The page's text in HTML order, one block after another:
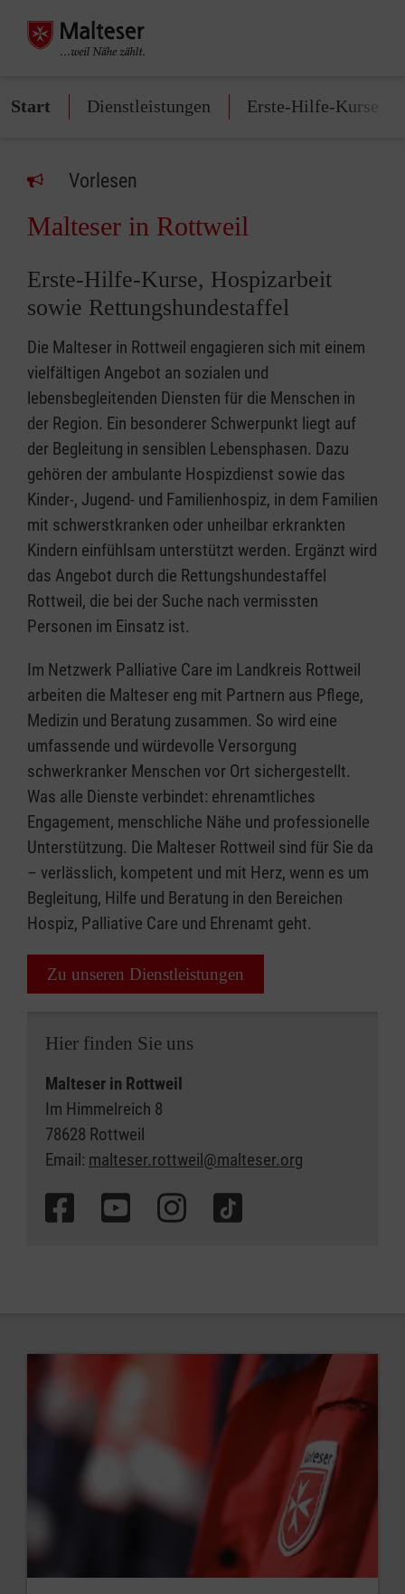
Start Dienstleistungen Erste-Hilfe-Kurse
Vorlesen
Malteser in Rottweil
Erste-Hilfe-Kurse, Hospizarbeit
sowie Rettungshundestaffel
Die Malteser in Rottweil engagieren sich mit einem
vielfältigen Angebot an sozialen und
lebensbegleitenden Diensten für die Menschen in
der Region. Ein besonderer Schwerpunkt liegt auf
der Begleitung in sensiblen Lebensphasen. Dazu
gehören der ambulante Hospizdienst sowie das
Kinder-, Jugend- und Familienhospiz, in dem Familien
mit schwerstkranken oder unheilbar erkrankten
Kindern einfühlsam unterstützt werden. Ergänzt wird
das Angebot durch die Rettungshundestaffel
Rottweil, die bei der Suche nach vermissten
Personen im Einsatz ist.
Im Netzwerk Palliative Care im Landkreis Rottweil
arbeiten die Malteser eng mit Partnern aus Pflege,
Medizin und Beratung zusammen. So wird eine
umfassende und würdevolle Versorgung
schwerkranker Menschen vor Ort sichergestellt.
Was alle Dienste verbindet: ehrenamtliches
Engagement, menschliche Nähe und professionelle
Unterstützung. Die Malteser Rottweil sind für Sie da
– verlässlich, kompetent und mit Herz, wenn es um
Begleitung, Hilfe und Beratung in den Bereichen
Hospiz, Palliative Care und Ehrenamt geht.
Zu unseren Dienstleistungen
Hier finden Sie uns
Malteser in Rottweil
Im Himmelreich 8
78628 Rottweil
Email: malteser.rottweil@malteser.org